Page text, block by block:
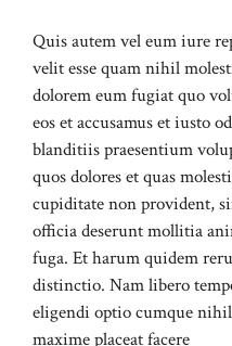
Quis autem vel eum iure
velit esse quam nihil
dolorem eum fugiat quo
eos et accusamus et iusto
blanditiis praesentium
quos dolores et quas
cupiditate non provident,
officia deserunt mollitia
fuga. Et harum quidem
distinctio. Nam libero
eligendi optio cumque
maxime placeat facere